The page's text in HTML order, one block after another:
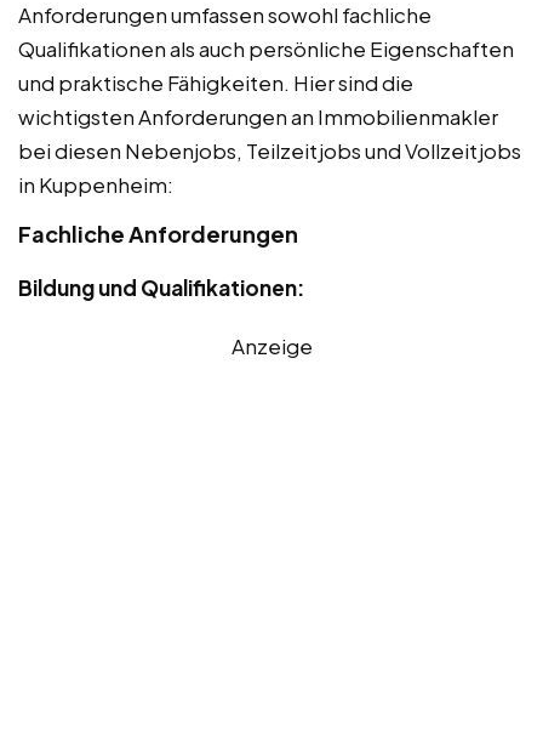
Anforderungen umfassen sowohl fachliche
Qualifikationen als auch persönliche Eigenschaften
und praktische Fähigkeiten. Hier sind die
wichtigsten Anforderungen an Immobilienmakler
bei diesen Nebenjobs, Teilzeitjobs und Vollzeitjobs
in Kuppenheim:
Fachliche Anforderungen
Bildung und Qualifikationen:
Anzeige